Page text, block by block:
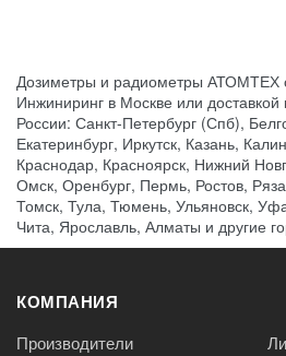
Дозиметры и радиометры АТОМТЕХ
Инжиниринг в Москве или
России: Санкт-Петербург (Спб),
Екатеринбург, Иркутск, Казань,
Краснодар, Красноярск, Нижний
Омск, Оренбург, Пермь, Ростов,
Томск, Тула, Тюмень, Ульяновск,
Чита, Ярославль, Алматы и другие
КОМПАНИЯ
Производители